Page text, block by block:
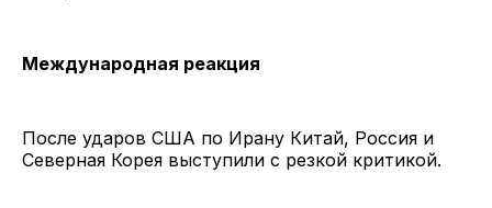
Международная реакция
После ударов США по Ирану Китай, Россия и
Северная Корея выступили с резкой критикой.